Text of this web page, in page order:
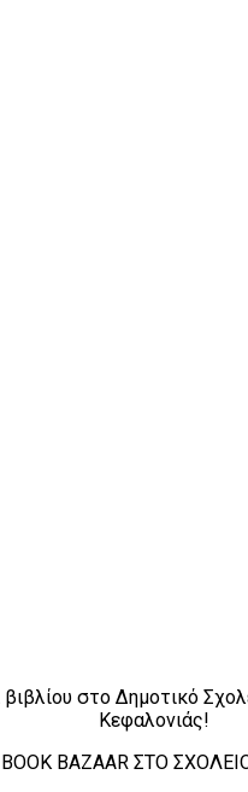
βιβλίου στο Δημοτικό
Κεφαλονιάς!
BOOK BAZAAR ΣΤΟ